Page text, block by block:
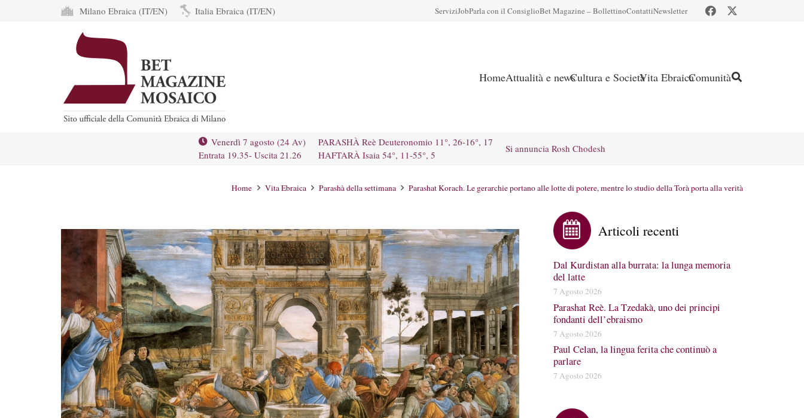
Milano Ebraica (IT/EN) Italia Ebraica (IT/EN) ServiziJobParla con il ConsiglioBet Magazine – BollettinoContattiNewsletter
HomeAttualità e newsCultura e SocietàVita EbraicaComunità
Venerdì 7 agosto (24 Av)
Entrata 19.35- Uscita 21.26
PARASHÀ Reè Deuteronomio 11°, 26-16°, 17
HAFTARÀ Isaia 54°, 11-55°, 5
Si annuncia Rosh Chodesh
Home Vita Ebraica Parashà della settimana Parashat Korach. Le gerarchie portano alle lotte di potere, mentre lo studio della Torà porta alla verità
Articoli recenti
Dal Kurdistan alla burrata: la lunga memoria
del latte
7 Agosto 2026
Parashat Reè. La Tzedakà, uno dei principi
fondanti dell’ebraismo
7 Agosto 2026
Paul Celan, la lingua ferita che continuò a
parlare
7 Agosto 2026